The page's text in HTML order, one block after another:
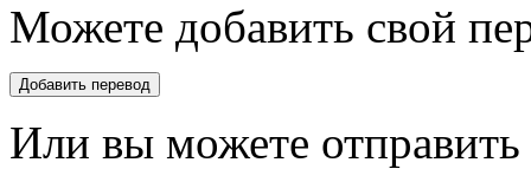
Можете добавить свой
Или вы можете отправить